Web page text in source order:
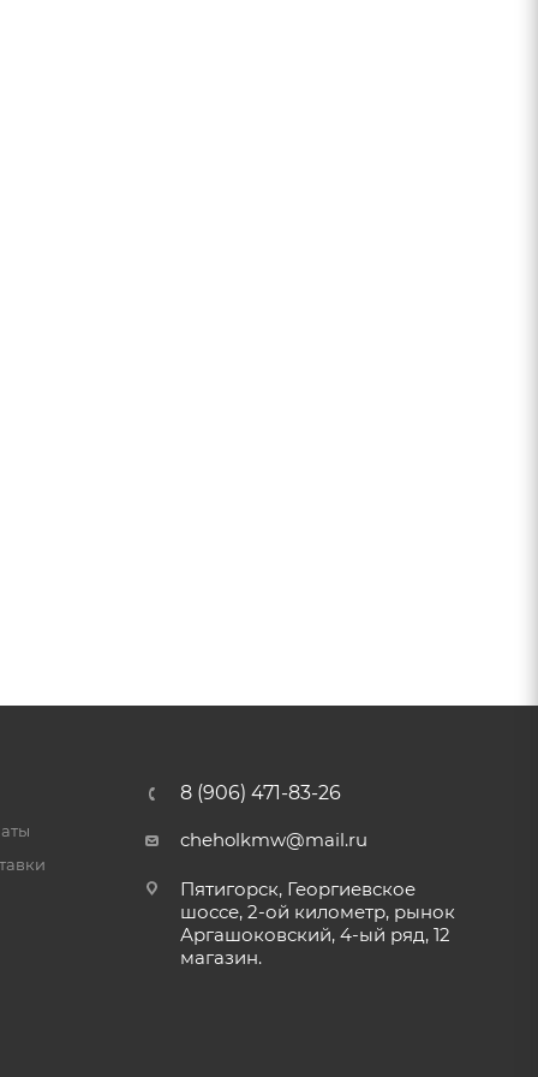
8 (906) 471-83-26
cheholkmw@mail.ru
Пятигорск, Георгиевское
шоссе, 2-ой километр, рынок
Аргашоковский, 4-ый ряд, 12
магазин.